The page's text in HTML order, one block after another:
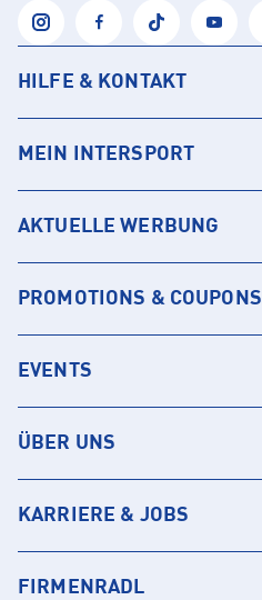
HILFE & KONTAKT
MEIN INTERSPORT
AKTUELLE WERBUNG
PROMOTIONS & COUPONS
EVENTS
ÜBER UNS
KARRIERE & JOBS
FIRMENRADL